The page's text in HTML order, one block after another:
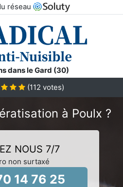
réseau
dans le Gard (30)
(112 votes)
à Poulx ?
NOUS 7/7
non surtaxé
14 76 25